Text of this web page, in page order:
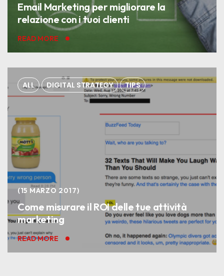
Email Marketing per migliorare la
relazione con i tuoi clienti
READ MORE
ALL DIGITAL STRATEGY TIPS
15 MARZO 2017
Come misurare il ROI delle tue attività
marketing
READ MORE